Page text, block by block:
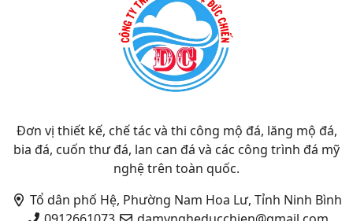
Đơn vị thiết kế, chế tác và thi công mộ đá, lăng mộ đá,
bia đá, cuốn thư đá, lan can đá và các công trình đá mỹ
nghệ trên toàn quốc.
Tổ dân phố Hệ, Phường Nam Hoa Lư, Tỉnh Ninh Bình